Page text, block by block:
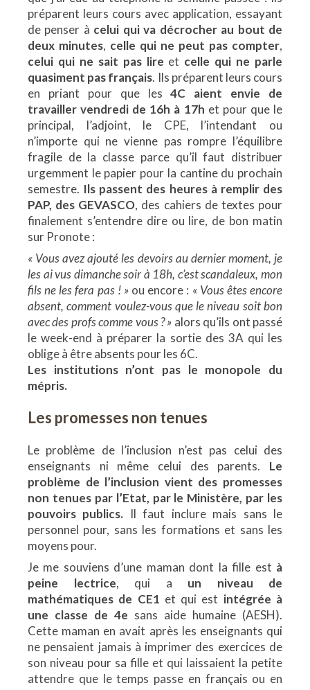
préparent leurs cours avec application, essayant
de penser à celui qui va décrocher au bout de
deux minutes, celle qui ne peut pas compter,
celui qui ne sait pas lire et celle qui ne parle
quasiment pas français. Ils préparent leurs cours
en priant pour que les4C aient envie de
travailler vendredi de 16h à 17h et pour que le
principal, l’adjoint, le CPE, l’intendant ou
n’importe qui ne vienne pas rompre l’équilibre
fragile de la classe parce qu’il faut distribuer
urgemment le papier pour la cantine du prochain
semestre. Ils passent des heures à remplir des
PAP, des GEVASCO, des cahiers de textes pour
finalement s’entendre dire ou lire, de bon matin
sur Pronote :
« Vous avez ajouté les devoirs au dernier moment, je
les ai vus dimanche soir à 18h, c’est scandaleux, mon
fils ne les fera pas ! » ou encore : « Vous êtes encore
absent, comment voulez-vous que le niveau soit bon
avec des profs comme vous ? » alors qu’ils ont passé
le week-end à préparer la sortie des 3A qui les
oblige à être absents pour les 6C.
Les institutions n’ont pas le monopole du
mépris.
Les promesses non tenues
Le problème de l’inclusion n’est pas celui des
enseignants ni même celui des parents. Le
problème de l’inclusion vient des promesses
non tenues par l’Etat, par le Ministère, par les
pouvoirs publics. Il faut inclure mais sans le
personnel pour, sans les formations et sans les
moyens pour.
Je me souviens d’une maman dont la fille est à
peine lectrice, qui a un niveau de
mathématiques de CE1 et qui est intégrée à
une classe de 4e sans aide humaine (AESH).
Cette maman en avait après les enseignants qui
ne pensaient jamais à imprimer des exercices de
son niveau pour sa fille et qui laissaient la petite
attendre que le temps passe en français ou en